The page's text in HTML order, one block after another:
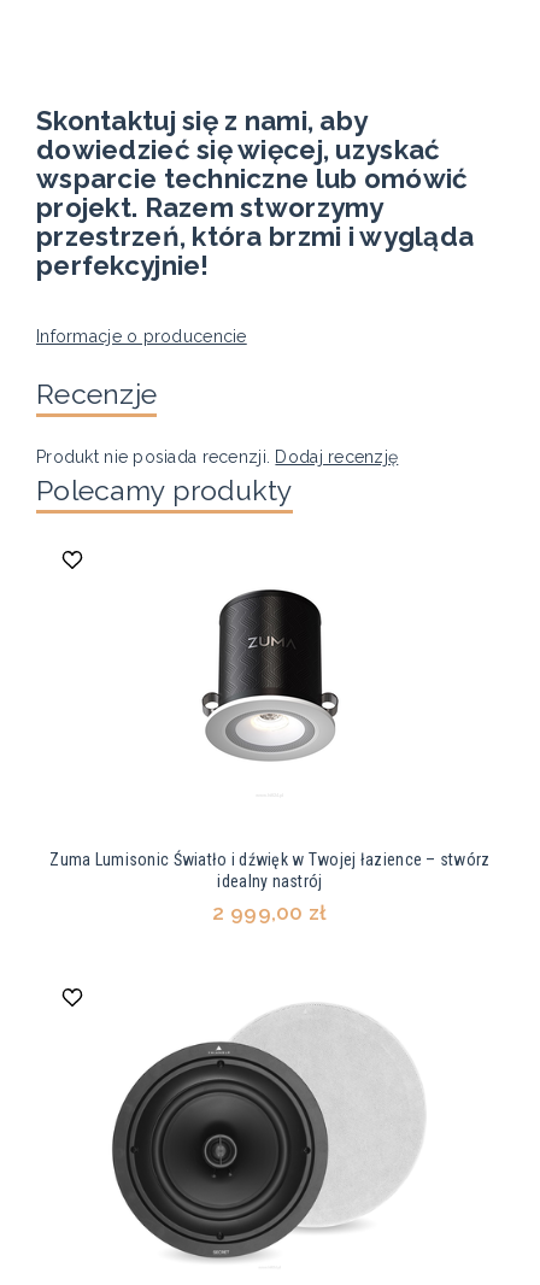
Skontaktuj się z nami, aby
dowiedzieć się więcej, uzyskać
wsparcie techniczne lub omówić
projekt. Razem stworzymy
przestrzeń, która brzmi i wygląda
perfekcyjnie!
Informacje o producencie
Recenzje
Produkt nie posiada recenzji. Dodaj recenzję
Polecamy produkty
Zuma Lumisonic Światło i dźwięk w Twojej łazience – stwórz
idealny nastrój
2 999,00 zł